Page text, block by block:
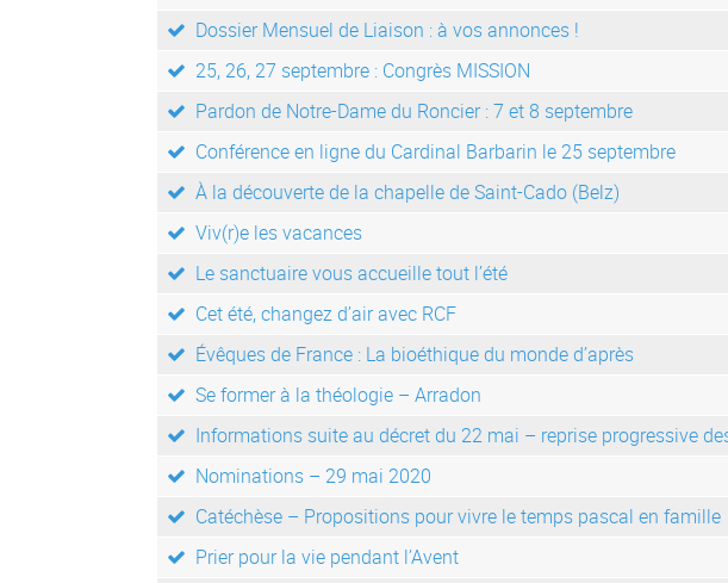
Dossier Mensuel de Liaison : à vos annonces !
25, 26, 27 septembre : Congrès MISSION
Pardon de Notre-Dame du Roncier : 7 et 8 septembre
Conférence en ligne du Cardinal Barbarin le 25 septembre
À la découverte de la chapelle de Saint-Cado (Belz)
Viv(r)e les vacances
Le sanctuaire vous accueille tout l’été
Cet été, changez d’air avec RCF
Évêques de France : La bioéthique du monde d’après
Se former à la théologie – Arradon
Informations suite au décret du 22 mai – reprise progressive
Nominations – 29 mai 2020
Catéchèse – Propositions pour vivre le temps pascal en famille
Prier pour la vie pendant l’Avent